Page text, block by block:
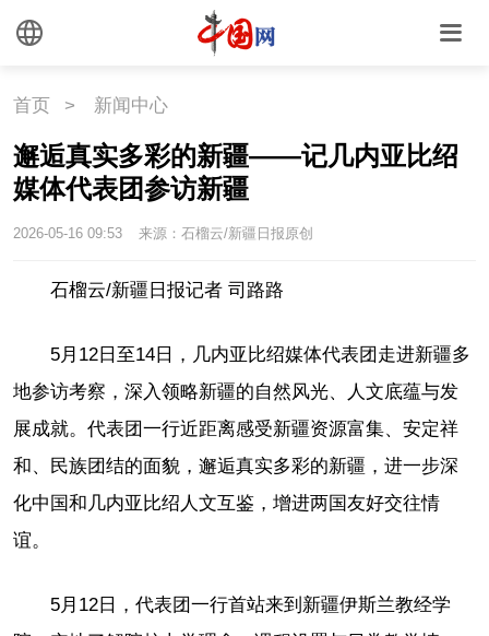
首页 > 新闻中心
邂逅真实多彩的新疆——记几内亚比绍
媒体代表团参访新疆
2026-05-16 09:53 来源：石榴云/新疆日报原创
石榴云/新疆日报记者 司路路
5月12日至14日，几内亚比绍媒体代表团走进新疆多
地参访考察，深入领略新疆的自然风光、人文底蕴与发
展成就。代表团一行近距离感受新疆资源富集、安定祥
和、民族团结的面貌，邂逅真实多彩的新疆，进一步深
化中国和几内亚比绍人文互鉴，增进两国友好交往情
谊。
5月12日，代表团一行首站来到新疆伊斯兰教经学